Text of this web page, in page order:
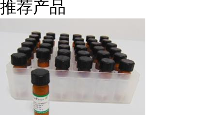
推荐产品